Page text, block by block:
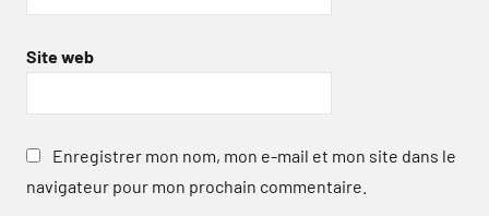
Site web
Enregistrer mon nom, mon e-mail et mon site dans le
navigateur pour mon prochain commentaire.